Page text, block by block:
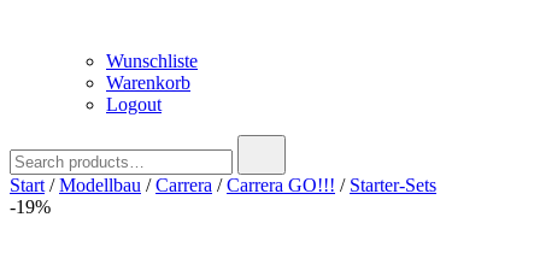
Wunschliste
Warenkorb
Logout
for:
Start /Modellbau /Carrera /Carrera GO!!! / Starter-Sets
-19%